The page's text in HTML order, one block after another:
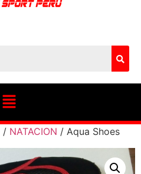
/ NATACION / Aqua Shoes